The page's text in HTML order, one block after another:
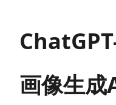
画像生